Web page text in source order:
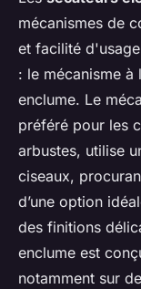
mécanismes de
et facilité
: le mécanisme à
enclume. Le
préféré pour les
arbustes, utilise
ciseaux,
d’une option
des finitions
enclume est
notamment sur